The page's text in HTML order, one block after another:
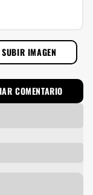
SUBIR IMAGEN